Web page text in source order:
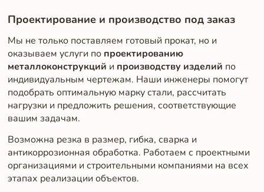
Проектирование и производство под заказ
Мы не только поставляем готовый прокат, но и
оказываем услуги по проектированию
металлоконструкций и производству изделий по
индивидуальным чертежам. Наши инженеры помогут
подобрать оптимальную марку стали, рассчитать
нагрузки и предложить решения, соответствующие
вашим задачам.
Возможна резка в размер, гибка, сварка и
антикоррозионная обработка. Работаем с проектными
организациями и строительными компаниями на всех
этапах реализации объектов.